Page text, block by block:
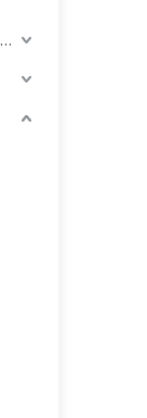
Producto de imágenes médicas